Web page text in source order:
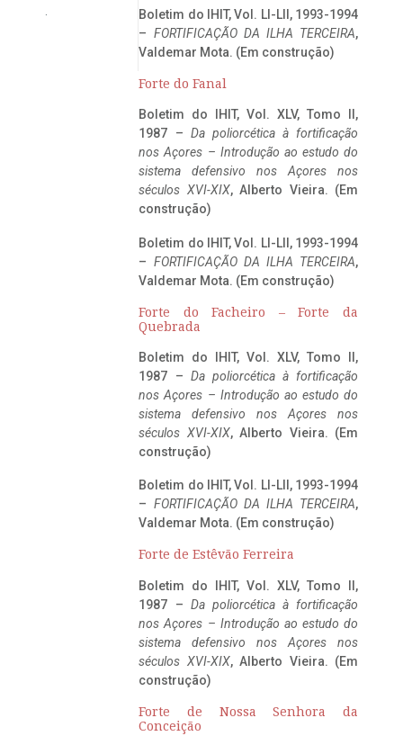
Boletim do IHIT, Vol. LI-LII, 1993-1994
– FORTIFICAÇÃO DA ILHA TERCEIRA,
Valdemar Mota. (Em construção)
Forte do Fanal
Boletim do IHIT, Vol. XLV, Tomo II,
1987 – Da poliorcética à fortificação
nos Açores – Introdução ao estudo do
sistema defensivo nos Açores nos
séculos XVI-XIX, Alberto Vieira. (Em
construção)
Boletim do IHIT, Vol. LI-LII, 1993-1994
– FORTIFICAÇÃO DA ILHA TERCEIRA,
Valdemar Mota. (Em construção)
Forte do Facheiro – Forte da
Quebrada
Boletim do IHIT, Vol. XLV, Tomo II,
1987 – Da poliorcética à fortificação
nos Açores – Introdução ao estudo do
sistema defensivo nos Açores nos
séculos XVI-XIX, Alberto Vieira. (Em
construção)
Boletim do IHIT, Vol. LI-LII, 1993-1994
– FORTIFICAÇÃO DA ILHA TERCEIRA,
Valdemar Mota. (Em construção)
Forte de Estêvão Ferreira
Boletim do IHIT, Vol. XLV, Tomo II,
1987 – Da poliorcética à fortificação
nos Açores – Introdução ao estudo do
sistema defensivo nos Açores nos
séculos XVI-XIX, Alberto Vieira. (Em
construção)
Forte de Nossa Senhora da
Conceição